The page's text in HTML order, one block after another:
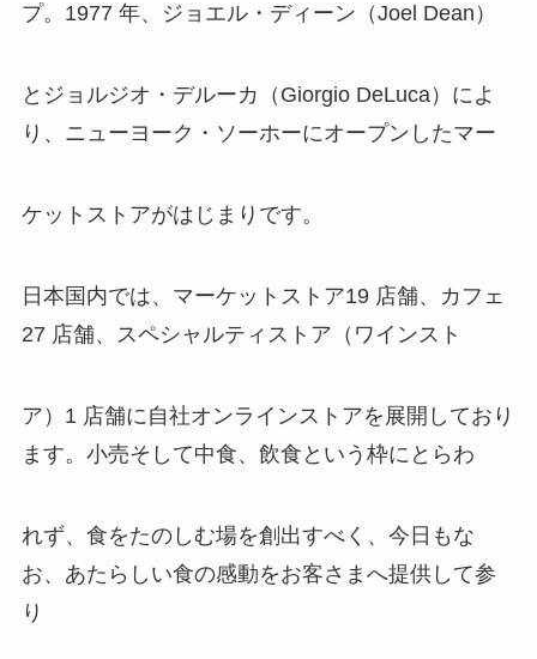
プ。1977 年、ジョエル・ディーン（Joel Dean）
とジョルジオ・デルーカ（Giorgio DeLuca）によ
り、ニューヨーク・ソーホーにオープンしたマー
ケットストアがはじまりです。
日本国内では、マーケットストア19 店舗、カフェ
27 店舗、スペシャルティストア（ワインスト
ア）1 店舗に自社オンラインストアを展開しており
ます。小売そして中食、飲食という枠にとらわ
れず、食をたのしむ場を創出すべく、今日もな
お、あたらしい食の感動をお客さまへ提供して参
り